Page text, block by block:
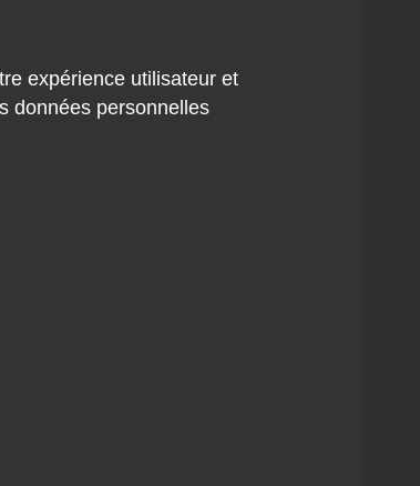
expérience utilisateur et
données personnelles